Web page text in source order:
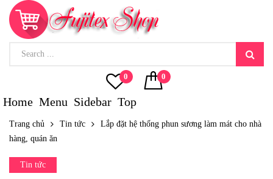
0 0
Home Menu Sidebar Top
Trang chủ Tin tức
Lắp đặt hệ thống phun sương làm mát cho nhà
hàng, quán ăn
Tin tức